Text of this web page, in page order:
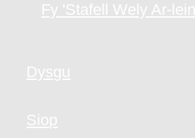
Fy 'Stafell Wely Ar-lein
Dysgu
Siop